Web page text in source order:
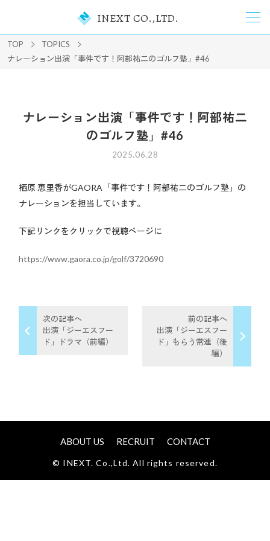
INEXT CO.,LTD.
TOP
TOPICS
ナレーション出演「事件です！阿部祐二のゴルフ塾」#46
ナレーション出演「事件です！阿部祐二
のゴルフ塾」#46
2025.06.28
栖原 恵里香がGAORA「事件です！阿部祐二のゴルフ塾」の
ナレーションを担当しています。
下記リンクをクリックで視聴ページに
https://www.gaora.co.jp/golf/3720690
次の記事へ
出演「ジーエスフー
ド」ドラマ（前編）
前の記事へ
出演「ジーエスフー
ド」もらう常連（後
編）
ABOUT US RECRUIT CONTACT
© INEXT. Co.,Ltd. All rights reserved.